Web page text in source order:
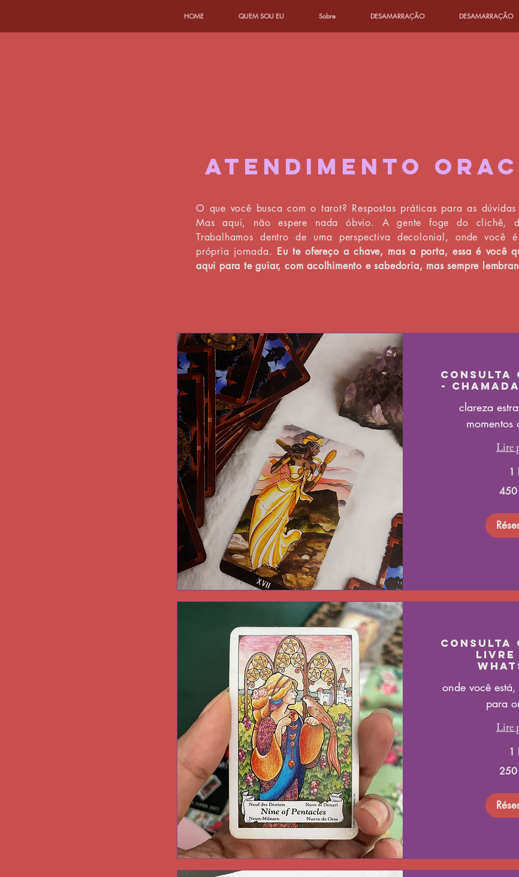
HOME QUEM SOU EU Sobre DESAMARRAÇÃO DESAMARRAÇÃO
ATENDIMENTO
O que você busca com o tarot? Respostas práticas para as
Mas aqui, não espere nada óbvio. A gente foge do clichê,
Trabalhamos dentro de uma perspectiva decolonial, onde você
própria jornada. Eu te ofereço a chave, mas a porta, essa é você
aqui para te guiar, com acolhimento e sabedoria, mas sempre
Consulta
-
clareza
momentos
Lire
1
450
Consulta
Livre
onde você
para
Lire
1
250